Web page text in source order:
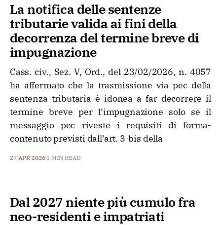
La notifica delle sentenze
tributarie valida ai fini della
decorrenza del termine breve di
impugnazione
Cass. civ., Sez. V, Ord., del 23/02/2026, n. 4057
ha affermato che la trasmissione via pec della
sentenza tributaria è idonea a far decorrere il
termine breve per l’impugnazione solo se il
messaggio pec riveste i requisiti di forma-
contenuto previsti dall'art. 3-bis della
27 APR 2026 1 MIN READ
Dal 2027 niente più cumulo fra
neo-residenti e impatriati